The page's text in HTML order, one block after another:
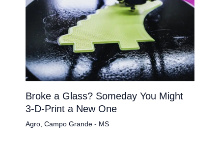
Broke a Glass? Someday You Might
3-D-Print a New One
Agro, Campo Grande - MS